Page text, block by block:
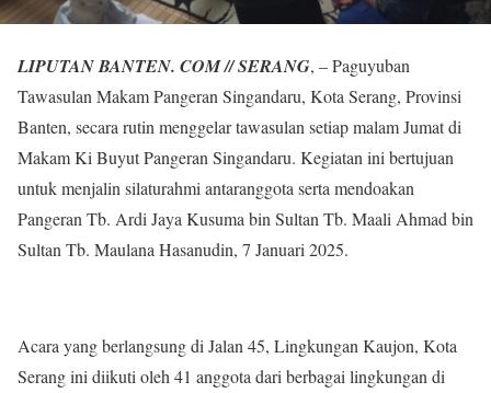
LIPUTAN BANTEN. COM // SERANG, – Paguyuban
Tawasulan Makam Pangeran Singandaru, Kota Serang, Provinsi
Banten, secara rutin menggelar tawasulan setiap malam Jumat di
Makam Ki Buyut Pangeran Singandaru. Kegiatan ini bertujuan
untuk menjalin silaturahmi antaranggota serta mendoakan
Pangeran Tb. Ardi Jaya Kusuma bin Sultan Tb. Maali Ahmad bin
Sultan Tb. Maulana Hasanudin, 7 Januari 2025.
Acara yang berlangsung di Jalan 45, Lingkungan Kaujon, Kota
Serang ini diikuti oleh 41 anggota dari berbagai lingkungan di